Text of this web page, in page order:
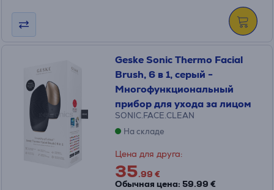
Geske Sonic Thermo Facial
Brush, 6 в 1, серый -
Многофункциональный
прибор для ухода за лицом
SONIC.FACE.CLEAN
На складе
Цена для друга:
35.99 €
Обычная цена: 59.99 €